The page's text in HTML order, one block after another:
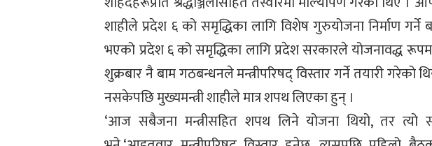
शाहीले प्रदेश ६ को समृद्धिका लागि विशेष गुरुयोजना निर्माण गर्ने
भएको प्रदेश ६ को समृद्धिका लागि प्रदेश सरकारले योजनावद्ध
शुक्रबार नै बाम गठबन्धनले मन्त्रीपरिषद् विस्तार गर्ने तयारी गरेको
नसकेपछि मुख्यमन्त्री शाहीले मात्र शपथ लिएका हुन् ।
‘आज सबैजना मन्त्रीसहित शपथ लिने योजना थियो, तर त्यो